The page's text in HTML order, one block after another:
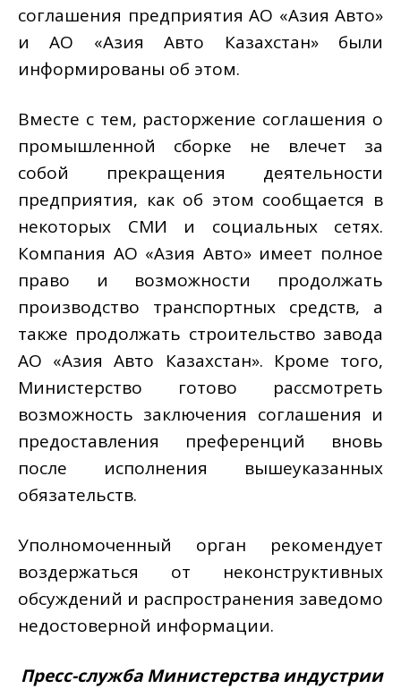
соглашения предприятия АО «Азия Авто»
и АО «Азия Авто Казахстан» были
информированы об этом.
Вместе с тем, расторжение соглашения о
промышленной сборке не влечет за
собой прекращения деятельности
предприятия, как об этом сообщается в
некоторых СМИ и социальных сетях.
Компания АО «Азия Авто» имеет полное
право и возможности продолжать
производство транспортных средств, а
также продолжать строительство завода
АО «Азия Авто Казахстан». Кроме того,
Министерство готово рассмотреть
возможность заключения соглашения и
предоставления преференций вновь
после исполнения вышеуказанных
обязательств.
Уполномоченный орган рекомендует
воздержаться от неконструктивных
обсуждений и распространения заведомо
недостоверной информации.
Пресс-служба Министерства индустрии